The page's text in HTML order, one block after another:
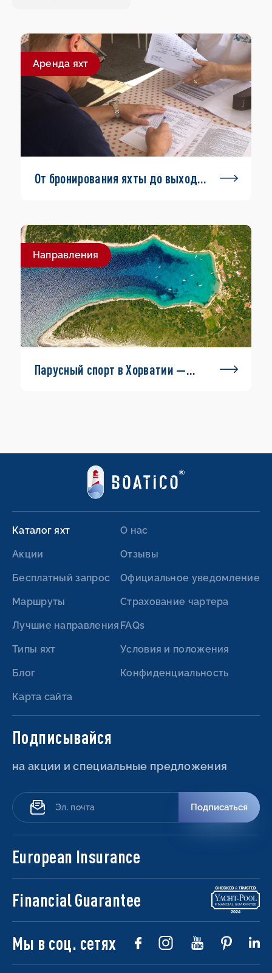
Aренда яхт
От бронирования яхты до выхода
Направления
Парусный спорт в Хорватии —
Каталог яхт
Акции
Бесплатный запрос
Маршруты
Лучшие направления
Типы яхт
Блог
Карта сайта
О нас
Отзывы
Официальное уведомление
Страхование чартера
FAQs
Условия и положения
Конфиденциальность
Подписывайся
на акции и специальные предложения
Подписаться
European Insurance
Financial Guarantee
Мы в соц. сетях